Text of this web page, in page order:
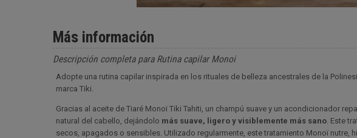
Más información
Descripción completa para Rutina capilar Monoi
Adopte una rutina capilar inspirada en los rituales de belleza ancestrales de la
marca Tiki.
Gracias al aceite de Tiaré Monoï Tiki Tahiti, un champú suave y un acondicionador
natural del cabello, dejándolo más suave, ligero y visiblemente más sano. Este
secos, apagados o sensibles. Utilizado regularmente, este tratamiento Monoï nutre,